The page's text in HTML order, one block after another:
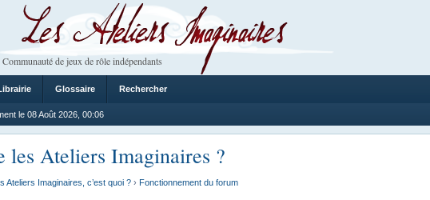
Les Ateliers Imaginaires
Communauté de jeux de rôle indépendants
Glossaire Rechercher
le 08 Août 2026, 00:06
les Ateliers Imaginaires ?
Ateliers Imaginaires, c’est quoi ? › Fonctionnement du forum